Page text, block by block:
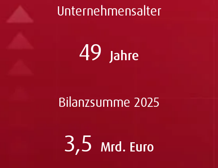
Unternehmensalter
49 Jahre
Bilanzsumme 2025
3,5 Mrd. Euro